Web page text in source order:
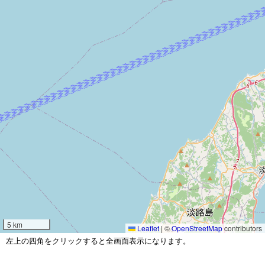
5 km Leaflet | ©OpenStreetMapcontributors
左上の四角をクリックすると全画面表示になります。